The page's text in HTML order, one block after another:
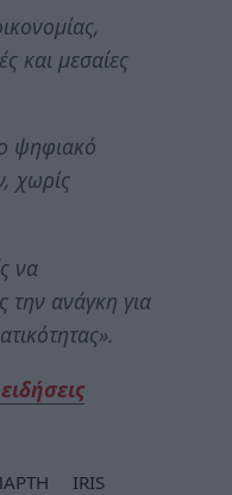
και μεσαίες
ψηφιακό
χωρίς
να
την ανάγκη για
IRIS